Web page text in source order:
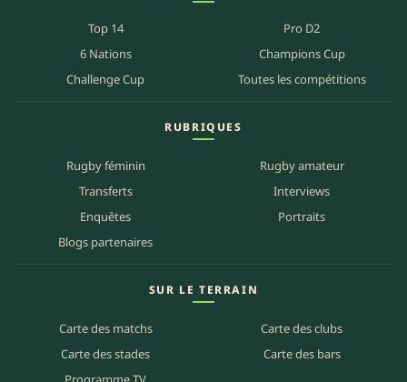
Top 14
Pro D2
6 Nations
Champions Cup
Challenge Cup
Toutes les compétitions
RUBRIQUES
Rugby féminin
Rugby amateur
Transferts
Interviews
Enquêtes
Portraits
Blogs partenaires
SUR LE TERRAIN
Carte des matchs
Carte des clubs
Carte des stades
Carte des bars